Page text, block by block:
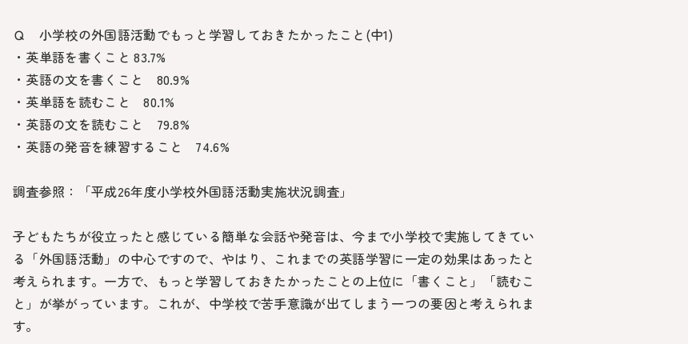
Ｑ 小学校の外国語活動でもっと学習しておきたかったこと(中1)
・英単語を書くこと 83.7%
・英語の文を書くこと 80.9%
・英単語を読むこと 80.1%
・英語の文を読むこと 79.8%
・英語の発音を練習すること 74.6%
調査参照：「平成26年度小学校外国語活動実施状況調査」
子どもたちが役立ったと感じている簡単な会話や発音は、今まで小学校で実施してきてい
る「外国語活動」の中心ですので、やはり、これまでの英語学習に一定の効果はあったと
考えられます。一方で、もっと学習しておきたかったことの上位に「書くこと」「読むこ
と」が挙がっています。これが、中学校で苦手意識が出てしまう一つの要因と考えられま
す。